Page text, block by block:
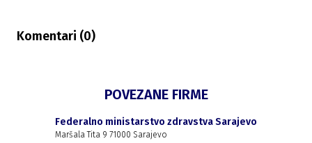
Komentari (0)
POVEZANE FIRME
Federalno ministarstvo zdravstva Sarajevo
Maršala Tita 9 71000 Sarajevo